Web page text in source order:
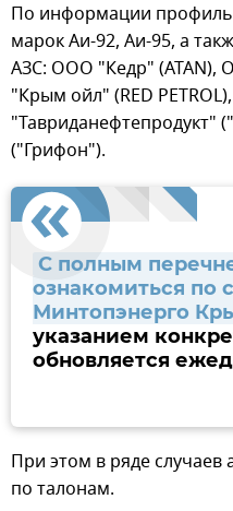
По информации
марок Аи-92, Аи-95, а
АЗС: ООО "Кедр"
"Крым ойл" (RED
("Грифон").
С полным
ознакомиться по
Минтопэнерго
указанием
обновляется
При этом в ряде случаев
по талонам.